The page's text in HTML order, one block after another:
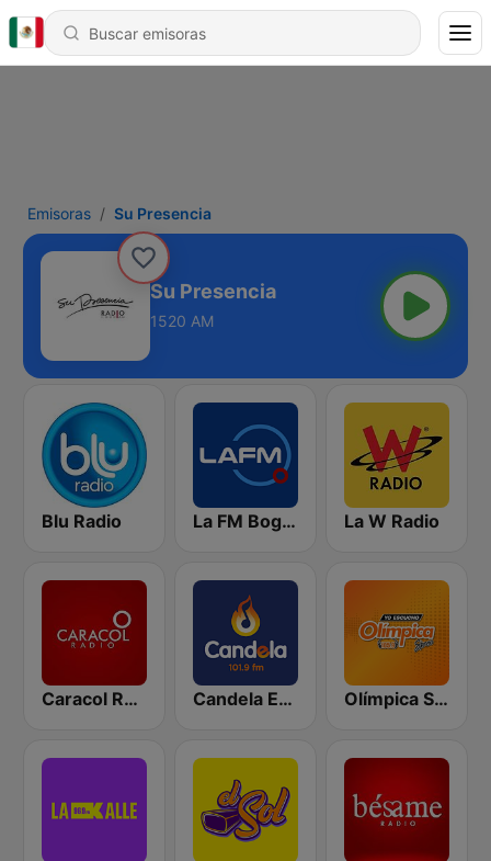
Emisoras Su Presencia
Su Presencia
1520 AM
Blu Radio La FM Bogotá La W Radio
Caracol Radio Candela Estereo 101.9 FM Olímpica Stereo Bogotá 105.9 FM